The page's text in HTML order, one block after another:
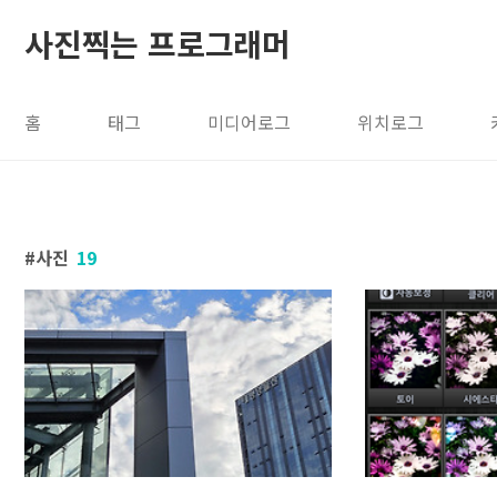
사진찍는 프로그래머
홈 태그 미디어로그 위치로그
사진 19